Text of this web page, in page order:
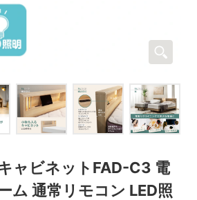
ャビネットFAD-C3 電
ム 通常リモコン LED照